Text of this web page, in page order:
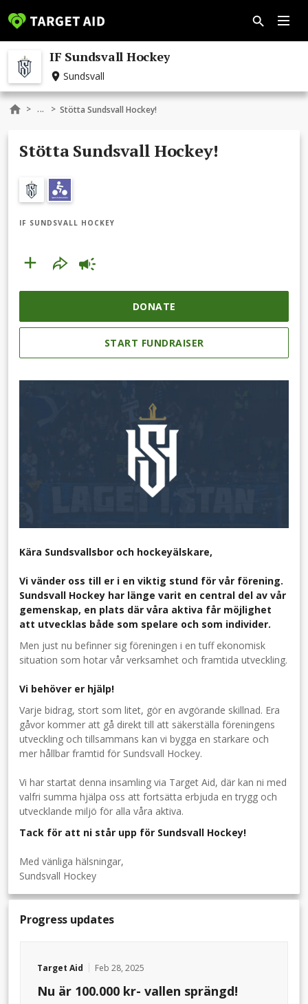
IF Sundsvall Hockey
Sundsvall
> ... > Stötta Sundsvall Hockey!
Stötta Sundsvall Hockey!
IF SUNDSVALL HOCKEY
DONATE
START FUNDRAISER
Kära Sundsvallsbor och hockeyälskare,
Vi vänder oss till er i en viktig stund för vår förening.
Sundsvall Hockey har länge varit en central del av vår
gemenskap, en plats där våra aktiva får möjlighet
att utvecklas både som spelare och som individer.
Men just nu befinner sig föreningen i en tuff ekonomisk
situation som hotar vår verksamhet och framtida utveckling.
Vi behöver er hjälp!
Varje bidrag, stort som litet, gör en avgörande skillnad. Era
gåvor kommer att gå direkt till att säkerställa föreningens
utveckling och tillsammans kan vi bygga en starkare och
mer hållbar framtid för Sundsvall Hockey.
Vi har startat denna insamling via Target Aid, där kan ni med
valfri summa hjälpa oss att fortsätta erbjuda en trygg och
utvecklande miljö för alla våra aktiva.
Tack för att ni står upp för Sundsvall Hockey!
Med vänliga hälsningar,
Sundsvall Hockey
Progress updates
Target Aid Feb 28, 2025
Nu är 100.000 kr- vallen sprängd!